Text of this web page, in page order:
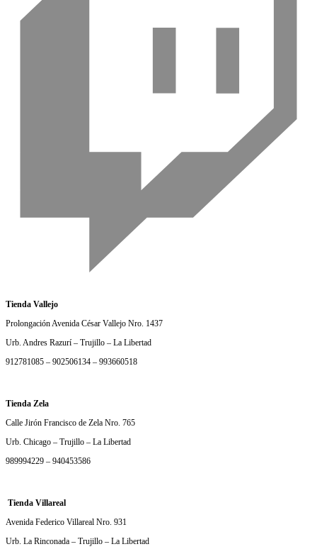
Tienda Vallejo
Prolongación Avenida César Vallejo Nro. 1437
Urb. Andres Razurí – Trujillo – La Libertad
912781085 – 902506134 – 993660518
Tienda Zela
Calle Jirón Francisco de Zela Nro. 765
Urb. Chicago – Trujillo – La Libertad
989994229 – 940453586
Tienda Villareal
Avenida Federico Villareal Nro. 931
Urb. La Rinconada – Trujillo – La Libertad